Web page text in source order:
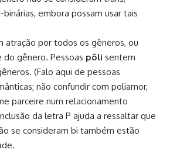
embora possam usar tais
atração por todos os gêneros, ou
gênero. Pessoas pôli sentem
(Falo aqui de pessoas
não confundir com poliamor,
parceire num relacionamento
da letra P ajuda a ressaltar que
se consideram bi também estão